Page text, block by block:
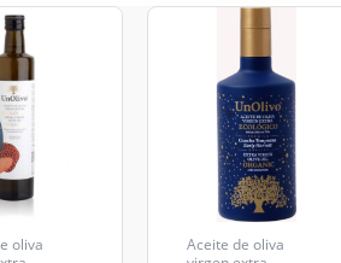
oliva
Aceite de oliva